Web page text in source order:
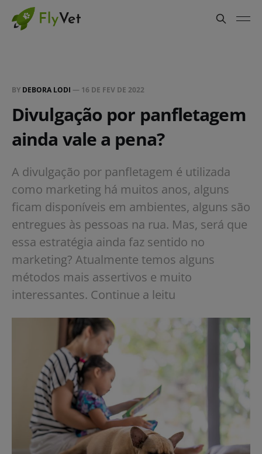
BY DEBORA LODI — 16 DE FEV DE 2022
Divulgação por panfletagem
ainda vale a pena?
A divulgação por panfletagem é utilizada
como marketing há muitos anos, alguns
ficam disponíveis em ambientes, alguns são
entregues às pessoas na rua. Mas, será que
essa estratégia ainda faz sentido no
marketing? Atualmente temos alguns
métodos mais assertivos e muito
interessantes. Continue a leitu